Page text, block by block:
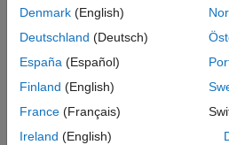
Denmark (English)
Deutschland (Deutsch)
España (Español)
Finland (English)
France (Français)
Ireland (English)
違法コピー防止
アプリケーショ
© 1994-2026 The MathWorks, Inc.